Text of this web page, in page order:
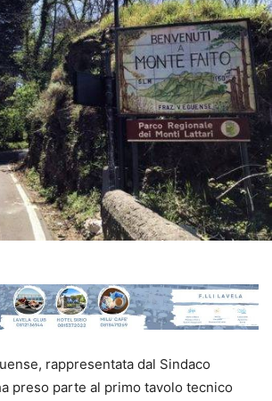
rappresentata dal Sindaco
preso parte al primo tavolo tecnico